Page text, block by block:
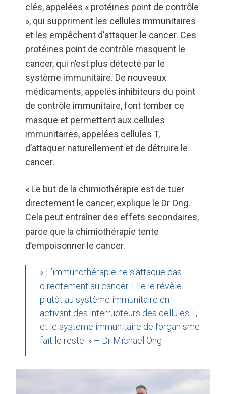
clés, appelées « protéines point de contrôle
», qui suppriment les cellules immunitaires
et les empêchent d’attaquer le cancer. Ces
protéines point de contrôle masquent le
cancer, qui n’est plus détecté par le
système immunitaire. De nouveaux
médicaments, appelés inhibiteurs du point
de contrôle immunitaire, font tomber ce
masque et permettent aux cellules
immunitaires, appelées cellules T,
d’attaquer naturellement et de détruire le
cancer.
« Le but de la chimiothérapie est de tuer
directement le cancer, explique le Dr Ong.
Cela peut entraîner des effets secondaires,
parce que la chimiothérapie tente
d’empoisonner le cancer.
« L’immunothérapie ne s’attaque pas
directement au cancer. Elle le révèle
plutôt au système immunitaire en
activant des interrupteurs des cellules T,
et le système immunitaire de l’organisme
fait le reste. » – Dr Michael Ong